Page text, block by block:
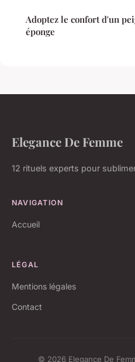
Adoptez le confort d'un
éponge
Elegance De Femme
12 rituels experts pour
NAVIGATION
Accueil
LÉGAL
Mentions légales
Contact
© 2026 Elegance De